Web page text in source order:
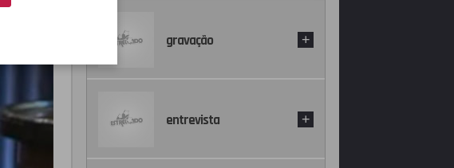
gravação +
entrevista +